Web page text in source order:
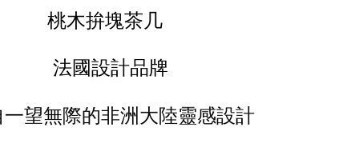
桃木拚塊茶几
法國設計品牌
望無際的非洲大陸靈感設計